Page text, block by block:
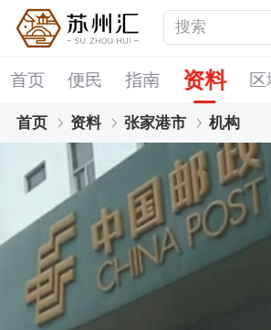
首页 便民 指南 资料
首页 资料 张家港市 机构